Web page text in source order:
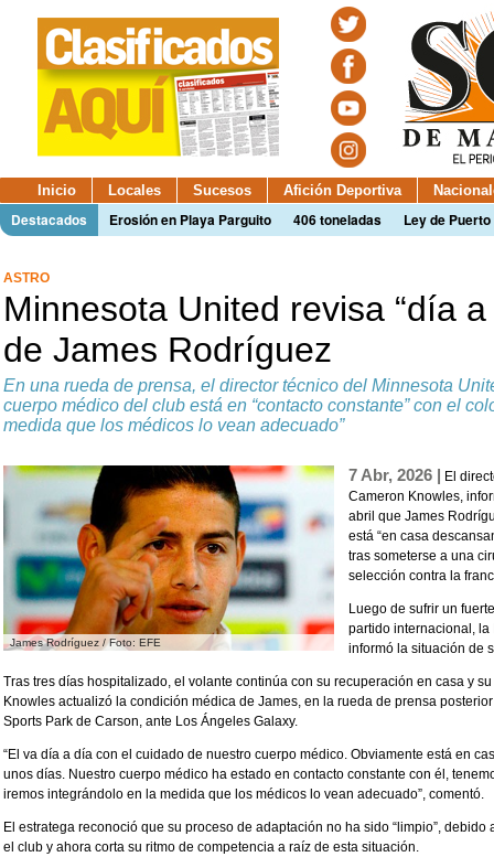
Inicio Locales Sucesos Afición Deportiva
Destacados Erosión en Playa Parguito 406 toneladas Ley de
ASTRO
Minnesota United revisa “día
de James Rodríguez
En una rueda de prensa, el director técnico del Minnesota
cuerpo médico del club está en “contacto constante” con el
medida que los médicos lo vean adecuado”
James Rodríguez / Foto: EFE
7 Abr, 2026 | El
Cameron Knowles,
abril que James
está “en casa
tras someterse a una
selección contra la
Luego de sufrir un
partido internacional,
informó la situación de
Tras tres días hospitalizado, el volante continúa con su recuperación en casa y
Knowles actualizó la condición médica de James, en la rueda de prensa
Sports Park de Carson, ante Los Ángeles Galaxy.
“El va día a día con el cuidado de nuestro cuerpo médico. Obviamente está en
unos días. Nuestro cuerpo médico ha estado en contacto constante con él,
iremos integrándolo en la medida que los médicos lo vean adecuado”, comentó.
El estratega reconoció que su proceso de adaptación no ha sido “limpio”,
el club y ahora corta su ritmo de competencia a raíz de esta situación.